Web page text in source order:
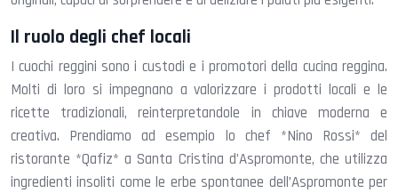
Il ruolo degli chef locali
I cuochi reggini sono i custodi e i promotori della cucina reggina.
Molti di loro si impegnano a valorizzare i prodotti locali e le
ricette tradizionali, reinterpretandole in chiave moderna e
creativa. Prendiamo ad esempio lo chef *Nino Rossi* del
ristorante *Qafiz* a Santa Cristina d’Aspromonte, che utilizza
ingredienti insoliti come le erbe spontanee dell’Aspromonte per